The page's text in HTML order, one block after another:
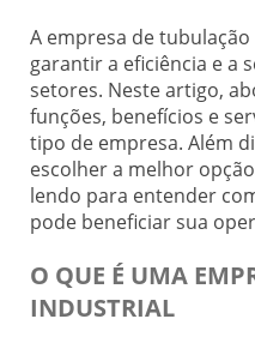
A empresa de
garantir a eficiência e a
setores. Neste artigo,
funções, benefícios e
tipo de empresa. Além
escolher a melhor
lendo para entender
pode beneficiar sua
O QUE É UMA
INDUSTRIAL